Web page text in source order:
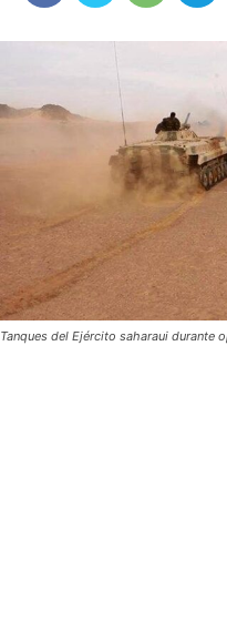
Tanques del Ejército saharaui durante